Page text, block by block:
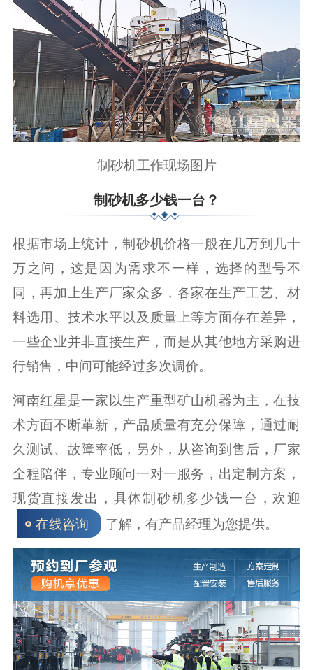
制砂机工作现场图片
制砂机多少钱一台？
根据市场上统计，制砂机价格一般在几万到几十
万之间，这是因为需求不一样，选择的型号不
同，再加上生产厂家众多，各家在生产工艺、材
料选用、技术水平以及质量上等方面存在差异，
一些企业并非直接生产，而是从其他地方采购进
行销售，中间可能经过多次调价。
河南红星是一家以生产重型矿山机器为主，在技
术方面不断革新，产品质量有充分保障，通过耐
久测试、故障率低，另外，从咨询到售后，厂家
全程陪伴，专业顾问一对一服务，出定制方案，
现货直接发出，具体制砂机多少钱一台，欢迎
在线咨询 了解，有产品经理为您提供。